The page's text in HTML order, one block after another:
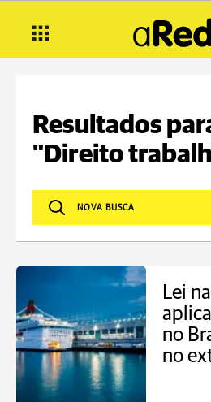
Resultados
"Direito
Lei
no
no